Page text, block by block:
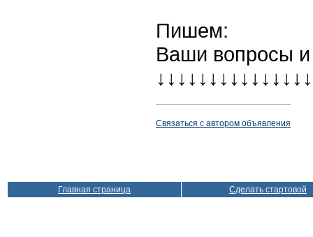
Пишем:
Ваши вопросы
Связаться с автором объявления
Главная страница Сделать стартовой